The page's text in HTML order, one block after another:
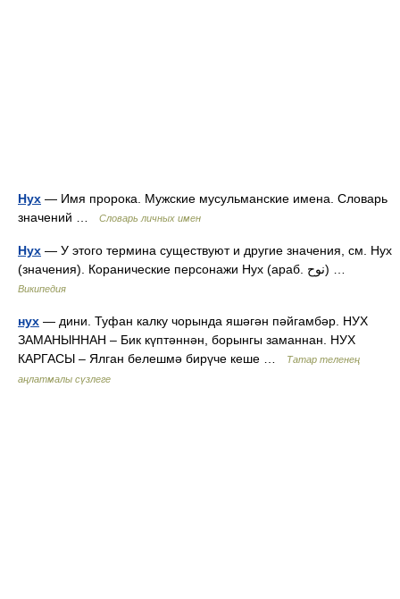
Нух — Имя пророка. Мужские мусульманские имена. Словарь
значений …
Словарь личных имен
Нух — У этого термина существуют и другие значения, см. Нух
(значения). Коранические персонажи Нух (араб. نوح‎‎) …
Википедия
нух — дини. Туфан калку чорында яшәгән пәйгамбәр. НУХ
ЗАМАНЫННАН – Бик күптәннән, борынгы заманнан. НУХ
КАРГАСЫ – Ялган белешмә бирүче кеше …
Татар теленең
аңлатмалы сүзлеге